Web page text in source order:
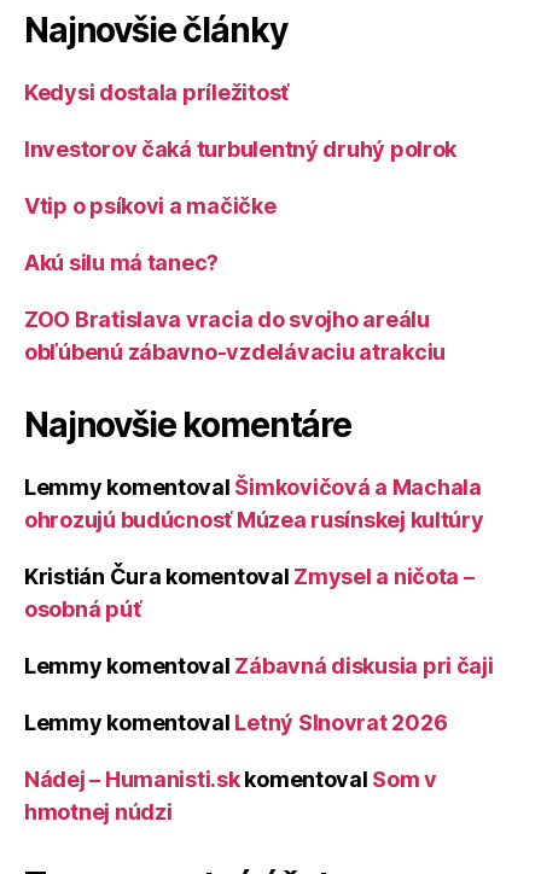
Najnovšie články
Kedysi dostala príležitosť
Investorov čaká turbulentný druhý polrok
Vtip o psíkovi a mačičke
Akú silu má tanec?
ZOO Bratislava vracia do svojho areálu
obľúbenú zábavno-vzdelávaciu atrakciu
Najnovšie komentáre
Lemmy komentoval Šimkovičová a Machala
ohrozujú budúcnosť Múzea rusínskej kultúry
Kristián Čura komentoval Zmysel a ničota –
osobná púť
Lemmy komentoval Zábavná diskusia pri čaji
Lemmy komentoval Letný Slnovrat 2026
Nádej – Humanisti.skkomentoval Som v
hmotnej núdzi